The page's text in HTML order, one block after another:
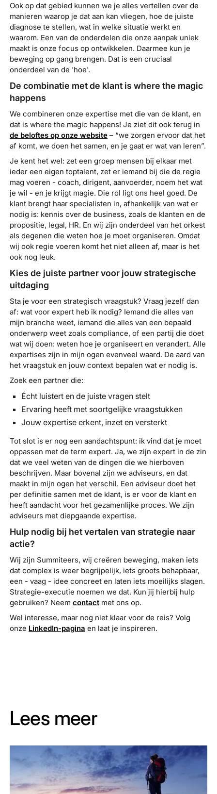
Ook op dat gebied kunnen we je alles vertellen over de
manieren waarop je dat aan kan vliegen, hoe de juiste
diagnose te stellen, wat in welke situatie werkt en
waarom. Een van de onderdelen die onze aanpak uniek
maakt is onze focus op ontwikkelen. Daarmee kun je
beweging op gang brengen. Dat is een cruciaal
onderdeel van de 'hoe'.
De combinatie met de klant is where the magic
happens
We combineren onze expertise met die van de klant, en
dat is where the magic happens! Je ziet dit ook terug in
de beloftes op onze website – “we zorgen ervoor dat het
af komt, we doen het samen, en je gaat er wat van leren”.
Je kent het wel: zet een groep mensen bij elkaar met
ieder een eigen toptalent, zet er iemand bij die de regie
mag voeren - coach, dirigent, aanvoerder, noem het wat
je wil - en je krijgt magie. Die rol ligt ons heel goed. De
klant brengt haar specialisten in, afhankelijk van wat er
nodig is: kennis over de business, zoals de klanten en de
propositie, legal, HR. En wij zijn onderdeel van het orkest
als degenen die weten hoe je moet organiseren. Omdat
wij ook regie voeren komt het niet alleen af, maar is het
ook nog leuk.
Kies de juiste partner voor jouw strategische
uitdaging
Sta je voor een strategisch vraagstuk? Vraag jezelf dan
af: wat voor expert heb ik nodig? Iemand die alles van
mijn branche weet, iemand die alles van een bepaald
onderwerp weet zoals compliance, of een partij die doet
wat wij doen: weten hoe je organiseert en verandert. Alle
expertises zijn in mijn ogen evenveel waard. De aard van
het vraagstuk en jouw context bepalen wat er nodig is.
Zoek een partner die:
Écht luistert en de juiste vragen stelt
Ervaring heeft met soortgelijke vraagstukken
Jouw expertise erkent, inzet en versterkt
Tot slot is er nog een aandachtspunt: ik vind dat je moet
oppassen met de term expert. Ja, we zijn expert in de zin
dat we veel weten van de dingen die we hierboven
beschrijven. Maar bovenal zijn we adviseurs, en dat
maakt in mijn ogen het verschil. Een adviseur doet het
per definitie samen met de klant, is er voor de klant en
heeft aandacht voor het gezamenlijke proces. We zijn
adviseurs met diepgaande expertise.
Hulp nodig bij het vertalen van strategie naar
actie?
Wij zijn Summiteers, wij creëren beweging, maken iets
dat complex is weer begrijpelijk, iets groots behapbaar,
een - vaag - idee concreet en laten iets moeilijks slagen.
Strategie-executie noemen we dat. Kun jij hierbij hulp
gebruiken? Neem contact met ons op.
Wel interesse, maar nog niet klaar voor de reis? Volg
onze LinkedIn-pagina en laat je inspireren.
Lees meer